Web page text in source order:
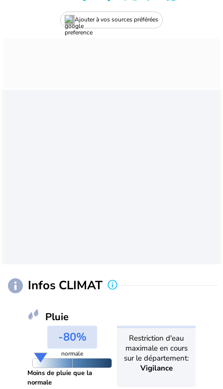
Ajouter à vos sources préférées
Infos CLIMAT
Pluie
-80%
normale
Moins de pluie que la
normale
Restriction d'eau
maximale en cours
sur le département:
Vigilance